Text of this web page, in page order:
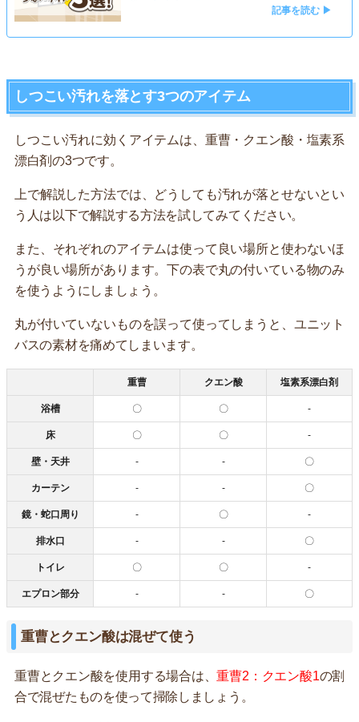
記事を読む ▶
しつこい汚れを落とす3つのアイテム
しつこい汚れに効くアイテムは、重曹・クエン酸・塩素系
漂白剤の3つです。
上で解説した方法では、どうしても汚れが落とせないとい
う人は以下で解説する方法を試してみてください。
また、それぞれのアイテムは使って良い場所と使わないほ
うが良い場所があります。下の表で丸の付いている物のみ
を使うようにしましょう。
丸が付いていないものを誤って使ってしまうと、ユニット
バスの素材を痛めてしまいます。
重曹 クエン酸 塩素系漂白剤
浴槽 〇 〇 -
床 〇 〇 -
壁・天井 - - 〇
カーテン - - 〇
鏡・蛇口周り - 〇 -
排水口 - - 〇
トイレ 〇 〇 -
エプロン部分 - - 〇
重曹とクエン酸は混ぜて使う
重曹とクエン酸を使用する場合は、重曹2：クエン酸1の割
合で混ぜたものを使って掃除しましょう。